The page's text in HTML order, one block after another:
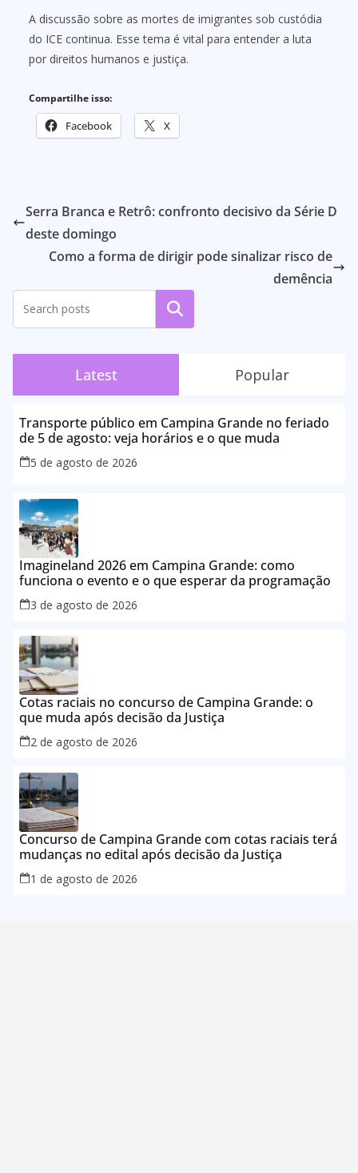
A discussão sobre as mortes de imigrantes sob custódia
do ICE continua. Esse tema é vital para entender a luta
por direitos humanos e justiça.
Compartilhe isso:
Facebook X
Serra Branca e Retrô: confronto decisivo da Série D
deste domingo
Como a forma de dirigir pode sinalizar risco de
demência
Pesquisar
Latest Popular
Transporte público em Campina Grande no feriado
de 5 de agosto: veja horários e o que muda
5 de agosto de 2026
Imagineland 2026 em Campina Grande: como
funciona o evento e o que esperar da programação
3 de agosto de 2026
Cotas raciais no concurso de Campina Grande: o
que muda após decisão da Justiça
2 de agosto de 2026
Concurso de Campina Grande com cotas raciais terá
mudanças no edital após decisão da Justiça
1 de agosto de 2026